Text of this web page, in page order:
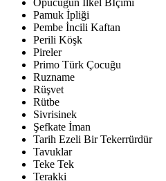
Pamuk İpliği
Pembe İncili Kaftan
Perili Köşk
Pireler
Primo Türk Çocuğu
Ruzname
Rüşvet
Rütbe
Sivrisinek
Şefkate İman
Tarih Ezeli Bir Tekerrürdür
Tavuklar
Teke Tek
Terakki